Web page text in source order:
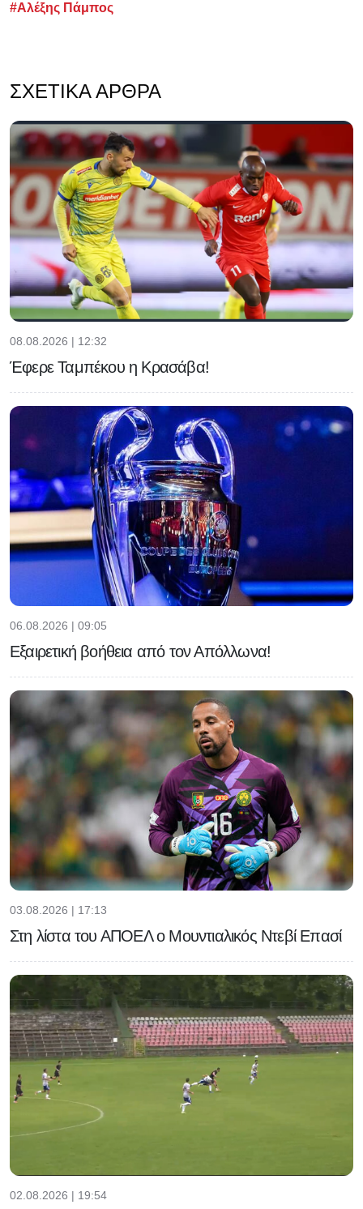
#Αλέξης Πάμπος
ΣΧΕΤΙΚΆ ΆΡΘΡΑ
08.08.2026 | 12:32
Έφερε Ταμπέκου η Κρασάβα!
06.08.2026 | 09:05
Εξαιρετική βοήθεια από τον Απόλλωνα!
03.08.2026 | 17:13
Στη λίστα του ΑΠΟΕΛ ο Μουντιαλικός Ντεβί Επασί
02.08.2026 | 19:54